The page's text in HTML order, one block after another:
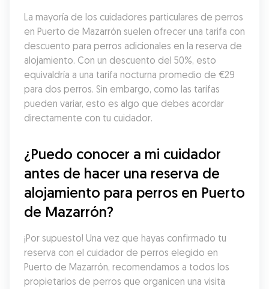
La mayoría de los cuidadores particulares de perros
en Puerto de Mazarrón suelen ofrecer una tarifa con
descuento para perros adicionales en la reserva de
alojamiento. Con un descuento del 50%, esto
equivaldría a una tarifa nocturna promedio de €29
para dos perros. Sin embargo, como las tarifas
pueden variar, esto es algo que debes acordar
directamente con tu cuidador.
¿Puedo conocer a mi cuidador
antes de hacer una reserva de
alojamiento para perros en Puerto
de Mazarrón?
¡Por supuesto! Una vez que hayas confirmado tu
reserva con el cuidador de perros elegido en
Puerto de Mazarrón, recomendamos a todos los
propietarios de perros que organicen una visita